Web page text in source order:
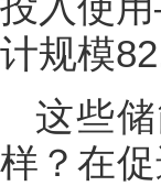
计规模
这些
样？在